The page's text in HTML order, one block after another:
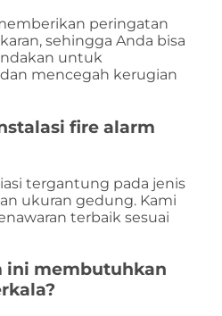
peringatan
sehingga Anda bisa
untuk
mencegah kerugian
fire alarm
tergantung pada jenis
ukuran gedung. Kami
terbaik sesuai
ini membutuhkan